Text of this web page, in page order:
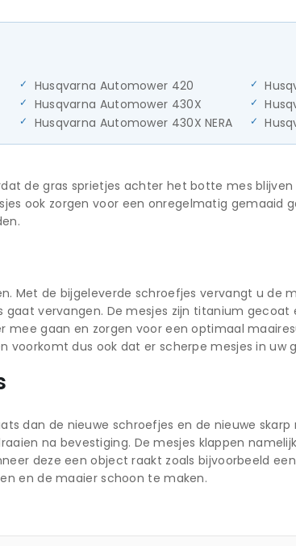
Husqvarna Automower 420
Husqvarna Automower 430X
Husqvarna Automower 430X NERA
de gras sprietjes achter het botte mes
ook zorgen voor een onregelmatig gemaaid
Met de bijgeleverde schroefjes vervangt u de
vervangen. De mesjes zijn titanium gecoat
gaan en zorgen voor een optimaal
dus ook dat er scherpe mesjes in uw
dan de nieuwe schroefjes en de nieuwe skarp
na bevestiging. De mesjes klappen
deze een object raakt zoals bijvoorbeeld
en de maaier schoon te maken.